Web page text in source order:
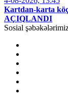
Kartdan-karta
AÇIQLANDI
Sosial